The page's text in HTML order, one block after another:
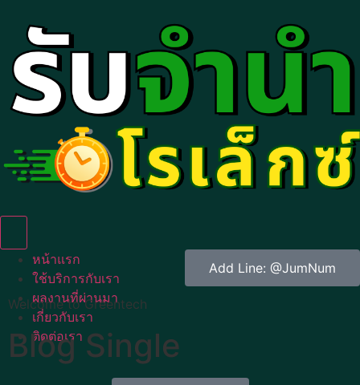
หน้าแรก
ใช้บริการกับเรา
ผลงานที่ผ่านมา
เกี่ยวกับเรา
ติดต่อเรา
Add Line: @JumNum
Welcome to Greentech
Blog Single